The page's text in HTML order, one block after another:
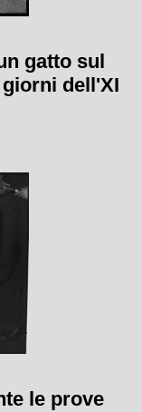
gatto sul
dell'XI
le prove